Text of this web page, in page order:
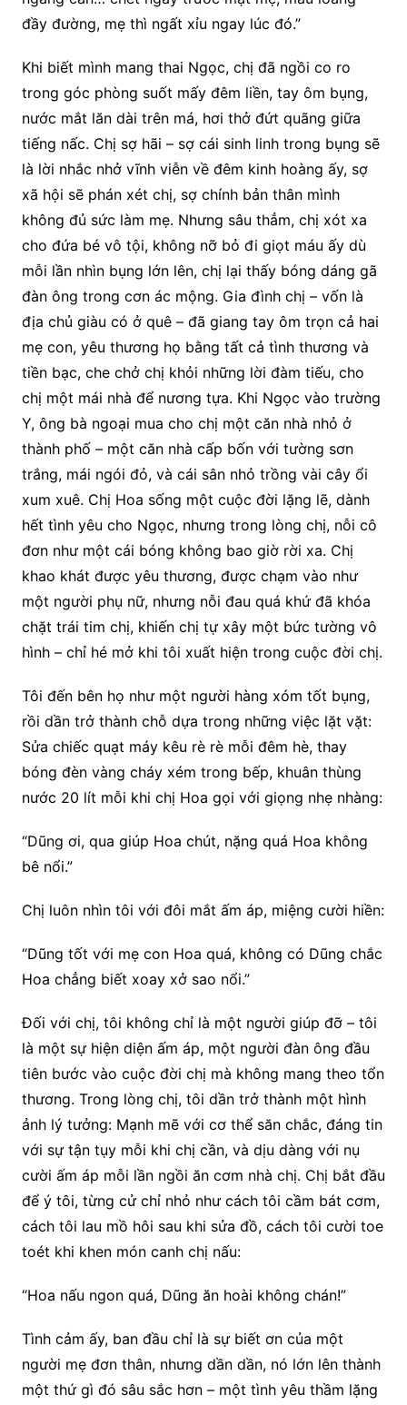
đầy đường, mẹ thì ngất xỉu ngay lúc đó.”
Khi biết mình mang thai Ngọc, chị đã ngồi co ro
trong góc phòng suốt mấy đêm liền, tay ôm bụng,
nước mắt lăn dài trên má, hơi thở đứt quãng giữa
tiếng nấc. Chị sợ hãi – sợ cái sinh linh trong bụng sẽ
là lời nhắc nhở vĩnh viễn về đêm kinh hoàng ấy, sợ
xã hội sẽ phán xét chị, sợ chính bản thân mình
không đủ sức làm mẹ. Nhưng sâu thẳm, chị xót xa
cho đứa bé vô tội, không nỡ bỏ đi giọt máu ấy dù
mỗi lần nhìn bụng lớn lên, chị lại thấy bóng dáng gã
đàn ông trong cơn ác mộng. Gia đình chị – vốn là
địa chủ giàu có ở quê – đã giang tay ôm trọn cả hai
mẹ con, yêu thương họ bằng tất cả tình thương và
tiền bạc, che chở chị khỏi những lời đàm tiếu, cho
chị một mái nhà để nương tựa. Khi Ngọc vào trường
Y, ông bà ngoại mua cho chị một căn nhà nhỏ ở
thành phố – một căn nhà cấp bốn với tường sơn
trắng, mái ngói đỏ, và cái sân nhỏ trồng vài cây ổi
xum xuê. Chị Hoa sống một cuộc đời lặng lẽ, dành
hết tình yêu cho Ngọc, nhưng trong lòng chị, nỗi cô
đơn như một cái bóng không bao giờ rời xa. Chị
khao khát được yêu thương, được chạm vào như
một người phụ nữ, nhưng nỗi đau quá khứ đã khóa
chặt trái tim chị, khiến chị tự xây một bức tường vô
hình – chỉ hé mở khi tôi xuất hiện trong cuộc đời chị.
Tôi đến bên họ như một người hàng xóm tốt bụng,
rồi dần trở thành chỗ dựa trong những việc lặt vặt:
Sửa chiếc quạt máy kêu rè rè mỗi đêm hè, thay
bóng đèn vàng cháy xém trong bếp, khuân thùng
nước 20 lít mỗi khi chị Hoa gọi với giọng nhẹ nhàng:
“Dũng ơi, qua giúp Hoa chút, nặng quá Hoa không
bê nổi.”
Chị luôn nhìn tôi với đôi mắt ấm áp, miệng cười hiền:
“Dũng tốt với mẹ con Hoa quá, không có Dũng chắc
Hoa chẳng biết xoay xở sao nổi.”
Đối với chị, tôi không chỉ là một người giúp đỡ – tôi
là một sự hiện diện ấm áp, một người đàn ông đầu
tiên bước vào cuộc đời chị mà không mang theo tổn
thương. Trong lòng chị, tôi dần trở thành một hình
ảnh lý tưởng: Mạnh mẽ với cơ thể săn chắc, đáng tin
với sự tận tụy mỗi khi chị cần, và dịu dàng với nụ
cười ấm áp mỗi lần ngồi ăn cơm nhà chị. Chị bắt đầu
để ý tôi, từng cử chỉ nhỏ như cách tôi cầm bát cơm,
cách tôi lau mồ hôi sau khi sửa đồ, cách tôi cười toe
toét khi khen món canh chị nấu:
“Hoa nấu ngon quá, Dũng ăn hoài không chán!”
Tình cảm ấy, ban đầu chỉ là sự biết ơn của một
người mẹ đơn thân, nhưng dần dần, nó lớn lên thành
một thứ gì đó sâu sắc hơn – một tình yêu thầm lặng